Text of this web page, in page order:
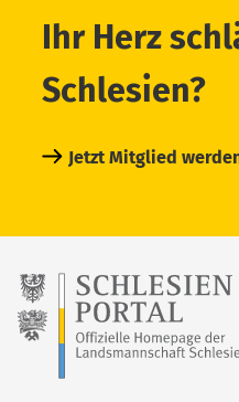
Ihr Herz
Schlesien?
Jetzt Mitglied